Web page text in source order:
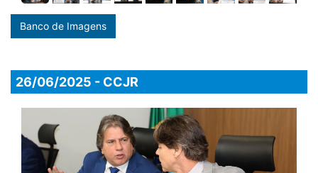
Banco de Imagens
26/06/2025 - CCJR